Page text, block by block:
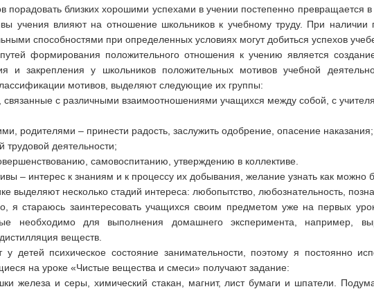
порадовать близких хорошими успехами в учении постепенно превращается в
учения влияют на отношение школьников к учебному труду. При наличии
способностями при определенных условиях могут добиться успехов
формирования положительного отношения к учению является
и закрепления у школьников положительных мотивов учебной
мотивов, выделяют следующие их группы:
с различными взаимоотношениями учащихся между собой, с
родителями – принести радость, заслужить одобрение, опасение наказания;
трудовой деятельности;
самовоспитанию, утверждению в коллективе.
– интерес к знаниям и к процессу их добывания, желание узнать как можно
выделяют несколько стадий интереса: любопытство, любознательность,
я стараюсь заинтересовать учащихся своим предметом уже на первых
необходимо для выполнения домашнего эксперимента, например,
веществ.
у детей психическое состояние занимательности, поэтому я постоянно
на уроке «Чистые вещества и смеси» получают задание:
железа и серы, химический стакан, магнит, лист бумаги и шпатели.